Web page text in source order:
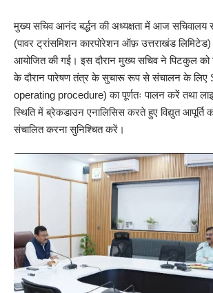
मुख्य सचिव आनंद बर्द्धन की अध्यक्षता में आज सचिवालय
(पावर ट्रांसमिशन कारपोरेशन ऑफ़ उत्तराखंड लिमिटेड)
आयोजित की गई। इस दौरान मुख्य सचिव ने पिटकुल को
के दौरान पारेषण तंत्र के सुचारू रूप से संचालन के
operating procedure) का पूर्णतः पालन करें तथा
स्थिति में ब्रेकडाउन एनालिसिस करते हुए विद्युत आपूर्ति
संचालित करना सुनिश्चित करें।